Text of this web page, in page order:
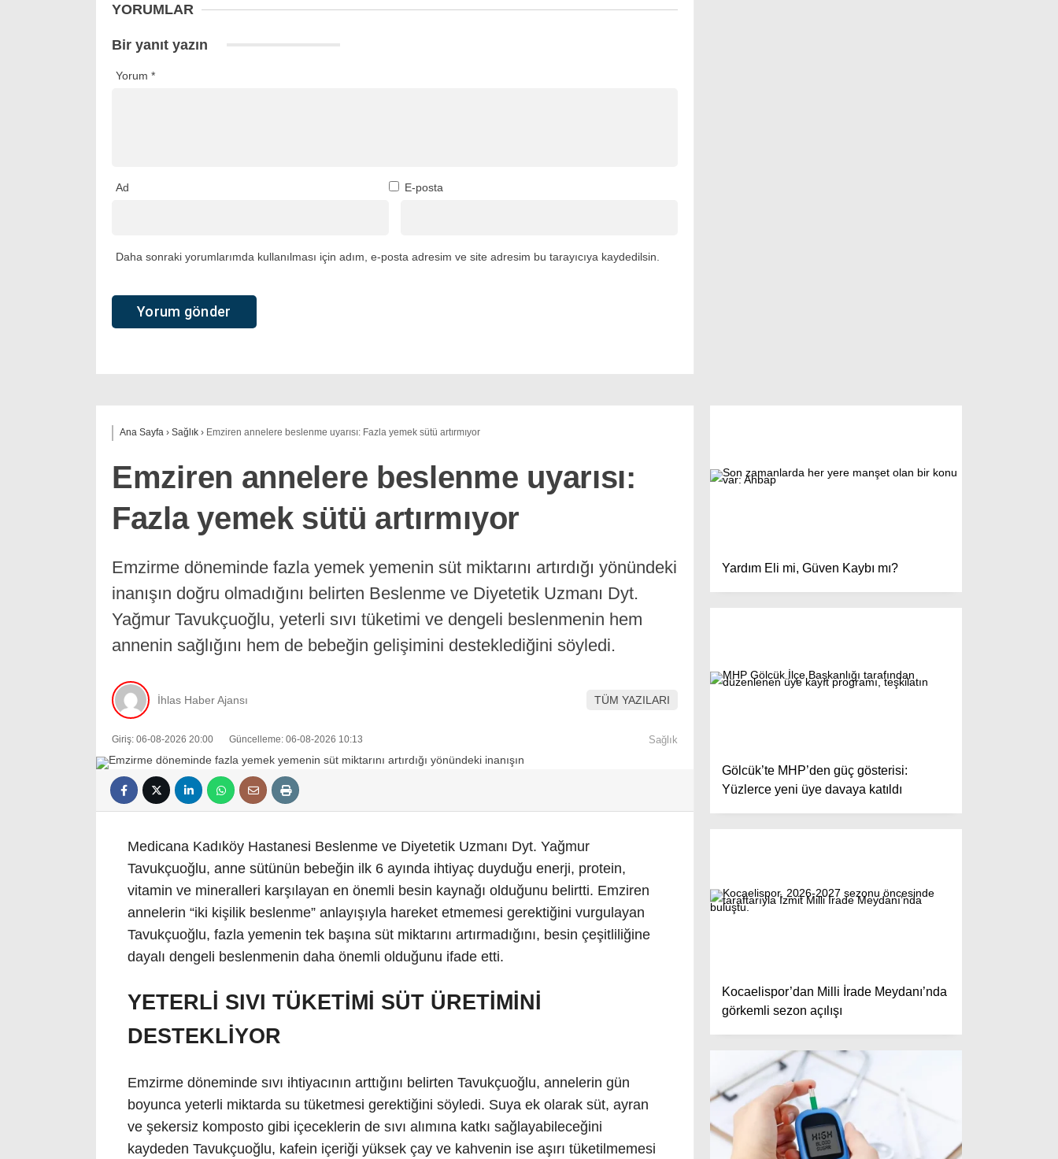
YORUMLAR
Bir yanıt yazın
Yorum *
Ad E-posta
Daha sonraki yorumlarımda kullanılması için adım, e-posta adresim ve site adresim bu tarayıcıya kaydedilsin.
Ana Sayfa › Sağlık › Emziren annelere beslenme uyarısı: Fazla yemek sütü artırmıyor
Emziren annelere beslenme uyarısı:
Fazla yemek sütü artırmıyor
Emzirme döneminde fazla yemek yemenin süt miktarını artırdığı yönündeki
inanışın doğru olmadığını belirten Beslenme ve Diyetetik Uzmanı Dyt.
Yağmur Tavukçuoğlu, yeterli sıvı tüketimi ve dengeli beslenmenin hem
annenin sağlığını hem de bebeğin gelişimini desteklediğini söyledi.
İhlas Haber Ajansı TÜM YAZILARI
Giriş: 06-08-2026 20:00 Güncelleme: 06-08-2026 10:13 Sağlık
Medicana Kadıköy Hastanesi Beslenme ve Diyetetik Uzmanı Dyt. Yağmur
Tavukçuoğlu, anne sütünün bebeğin ilk 6 ayında ihtiyaç duyduğu enerji, protein,
vitamin ve mineralleri karşılayan en önemli besin kaynağı olduğunu belirtti. Emziren
annelerin “iki kişilik beslenme” anlayışıyla hareket etmemesi gerektiğini vurgulayan
Tavukçuoğlu, fazla yemenin tek başına süt miktarını artırmadığını, besin çeşitliliğine
dayalı dengeli beslenmenin daha önemli olduğunu ifade etti.
YETERLİ SIVI TÜKETİMİ SÜT ÜRETİMİNİ
DESTEKLİYOR
Emzirme döneminde sıvı ihtiyacının arttığını belirten Tavukçuoğlu, annelerin gün
boyunca yeterli miktarda su tüketmesi gerektiğini söyledi. Suya ek olarak süt, ayran
ve şekersiz komposto gibi içeceklerin de sıvı alımına katkı sağlayabileceğini
kaydeden Tavukçuoğlu, kafein içeriği yüksek çay ve kahvenin ise aşırı tüketilmemesi
Yardım Eli mi, Güven Kaybı mı?
Gölcük’te MHP’den güç gösterisi:
Yüzlerce yeni üye davaya katıldı
Kocaelispor’dan Milli İrade Meydanı’nda
görkemli sezon açılışı